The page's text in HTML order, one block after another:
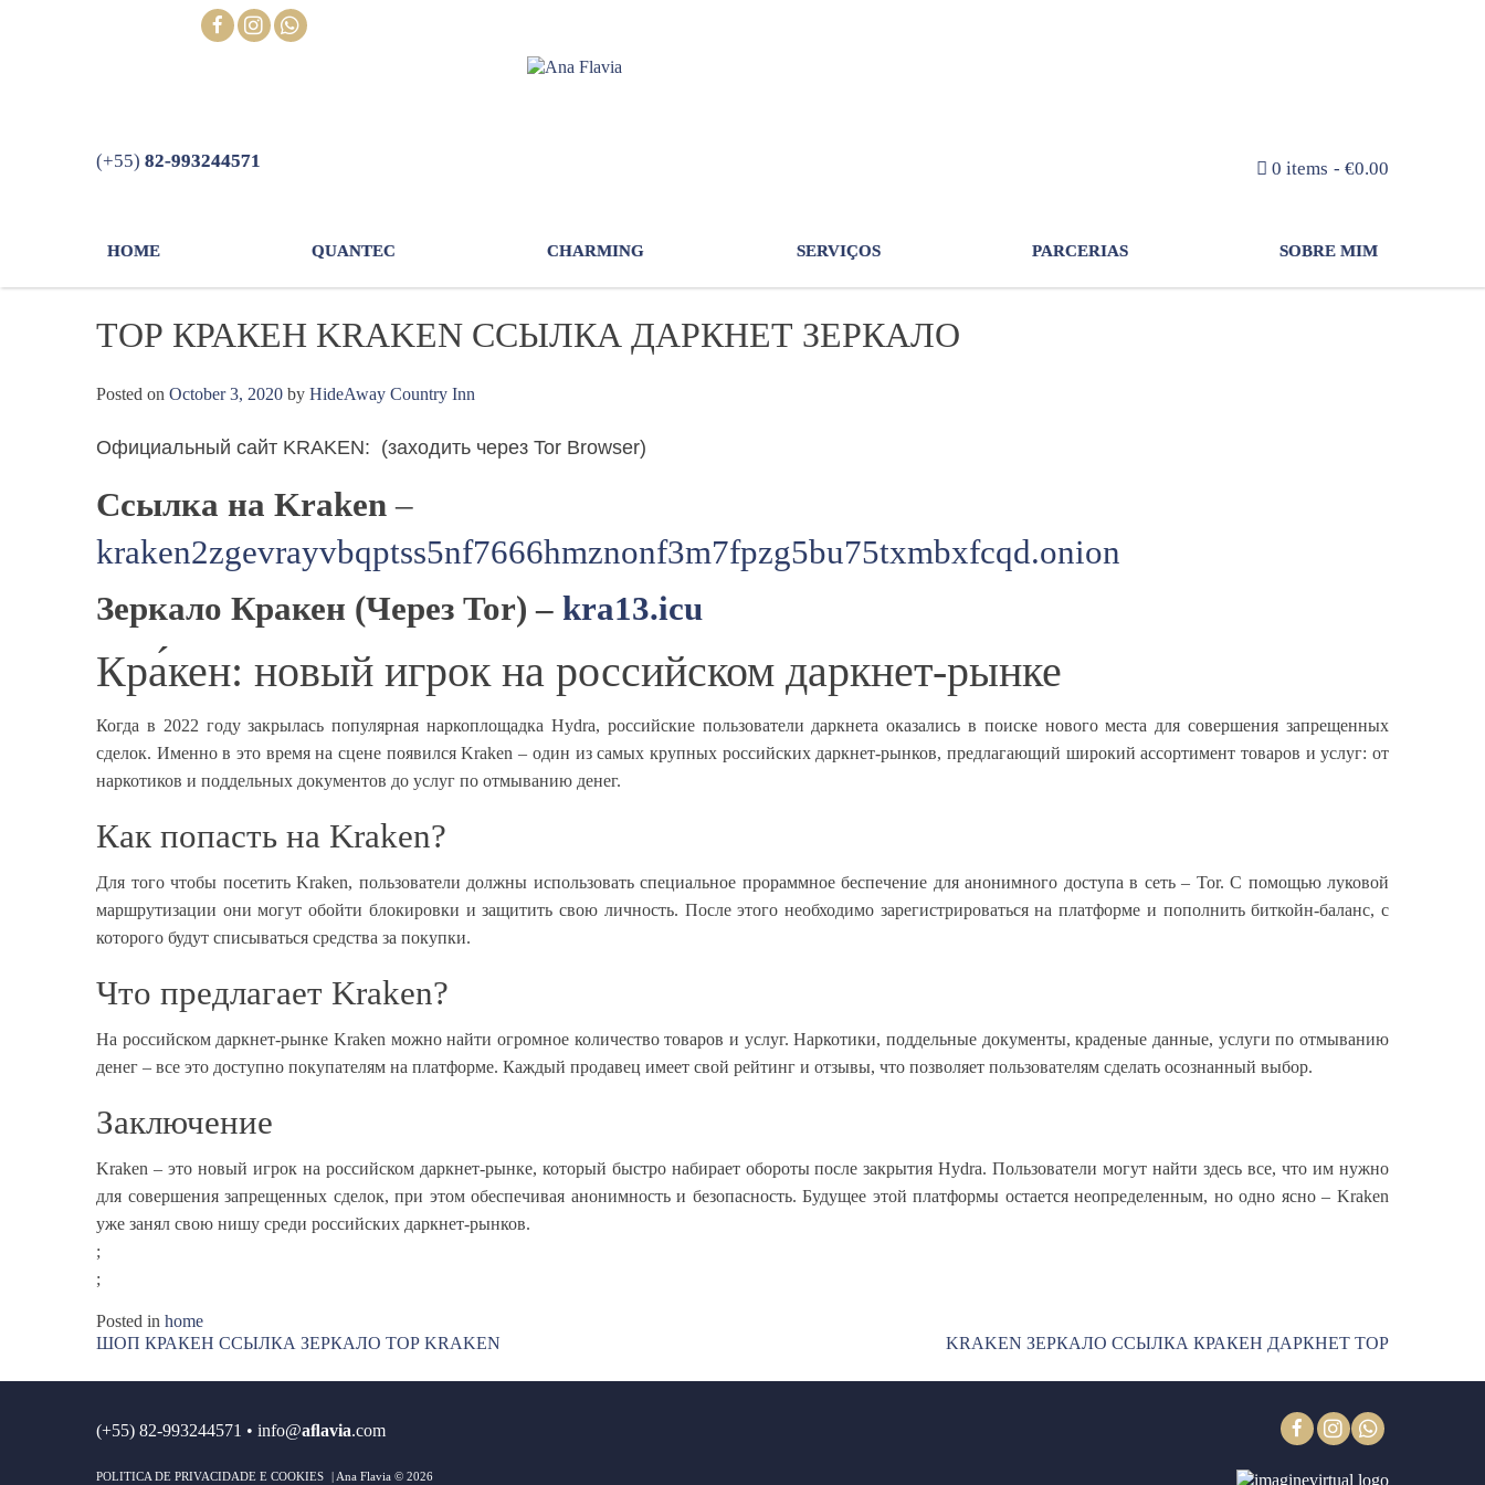
(+55) 82-993244571 0 items €0.00
HOME QUANTEC CHARMING SERVIÇOS PARCERIAS SOBRE MIM
ТОР КРАКЕН KRAKEN ССЫЛКА ДАРКНЕТ ЗЕРКАЛО
Posted on October 3, 2020 by HideAway Country Inn
Официальный сайт KRAKEN: (заходить через Tor Browser)
Cсылка на Kraken –
kraken2zgevrayvbqptss5nf7666hmznonf3m7fpzg5bu75txmbxfcqd.onion
Зеркало Кракен (Через Tor) – kra13.icu
Кра́кен: новый игрок на российском даркнет-рынке
Когда в 2022 году закрылась популярная наркоплощадка Hydra, российские пользователи даркнета оказались в поиске нового места для совершения запрещенных
сделок. Именно в это время на сцене появился Kraken – один из самых крупных российских даркнет-рынков, предлагающий широкий ассортимент товаров и услуг: от
наркотиков и поддельных документов до услуг по отмыванию денег.
Как попасть на Kraken?
Для того чтобы посетить Kraken, пользователи должны использовать специальное прораммное беспечение для анонимного доступа в сеть – Tor. С помощью луковой
маршрутизации они могут обойти блокировки и защитить свою личность. После этого необходимо зарегистрироваться на платформе и пополнить биткойн-баланс, с
которого будут списываться средства за покупки.
Что предлагает Kraken?
На российском даркнет-рынке Kraken можно найти огромное количество товаров и услуг. Наркотики, поддельные документы, краденые данные, услуги по отмыванию
денег – все это доступно покупателям на платформе. Каждый продавец имеет свой рейтинг и отзывы, что позволяет пользователям сделать осознанный выбор.
Заключение
Kraken – это новый игрок на российском даркнет-рынке, который быстро набирает обороты после закрытия Hydra. Пользователи могут найти здесь все, что им нужно
для совершения запрещенных сделок, при этом обеспечивая анонимность и безопасность. Будущее этой платформы остается неопределенным, но одно ясно – Kraken
уже занял свою нишу среди российских даркнет-рынков.
;
;
Posted in home
Post
navigation
ШОП КРАКЕН ССЫЛКА ЗЕРКАЛО ТОР KRAKEN KRAKEN ЗЕРКАЛО ССЫЛКА КРАКЕН ДАРКНЕТ ТОР
(+55) 82-993244571 • info@aﬂavia.com
POLITICA DE PRIVACIDADE E COOKIES | Ana Flavia © 2026